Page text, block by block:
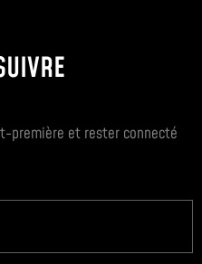
première et rester connecté